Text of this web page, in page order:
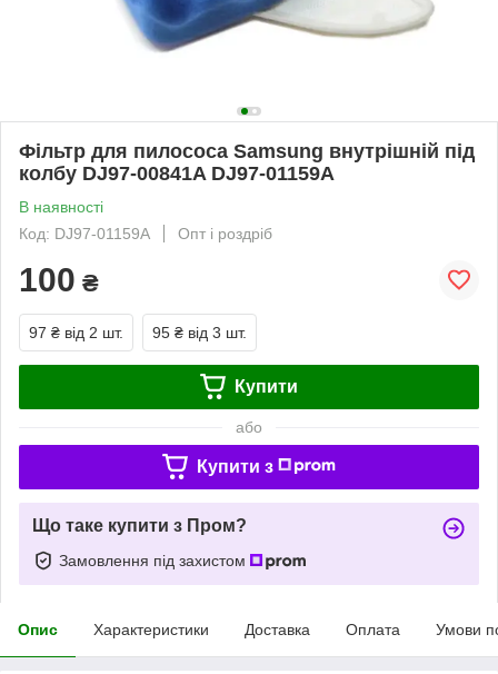
Фільтр для пилососа Samsung внутрішній під
колбу DJ97-00841A DJ97-01159A
В наявності
Код: DJ97-01159A
Опт і роздріб
100 ₴
97 ₴ від 2 шт. 95 ₴ від 3 шт.
Купити
або
Купити з
Що таке купити з Пром?
Замовлення під захистом
Опис Характеристики Доставка Оплата Умови